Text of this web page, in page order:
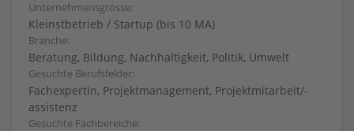
Unternehmensgrösse:
Kleinstbetrieb / Startup (bis 10 MA)
Branche:
Beratung, Bildung, Nachhaltigkeit, Politik, Umwelt
Gesuchte Berufsfelder:
FachexpertIn, Projektmanagement, Projektmitarbeit/-
assistenz
Gesuchte Fachbereiche: